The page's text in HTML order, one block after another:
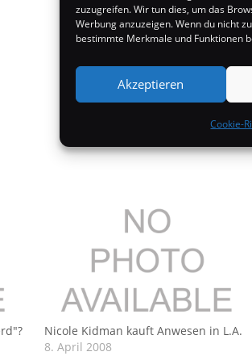
zuzugreifen. Wir tun dies, um das
Werbung anzuzeigen. Wenn du nicht
bestimmte Merkmale und Funktionen
Akzeptieren
Cookie-
Nicole Kidman kauft Anwesen in L.A.
8. April 2008